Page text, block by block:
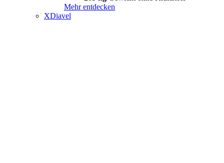
Mehr entdecken
XDiavel